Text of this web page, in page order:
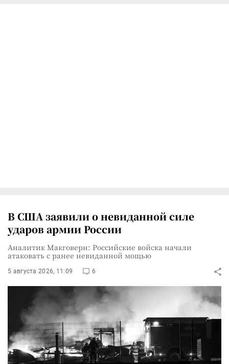
В США заявили о невиданной силе
ударов армии России
Аналитик Макговерн: Российские войска начали
атаковать с ранее невиданной мощью
5 августа 2026, 11:09 6